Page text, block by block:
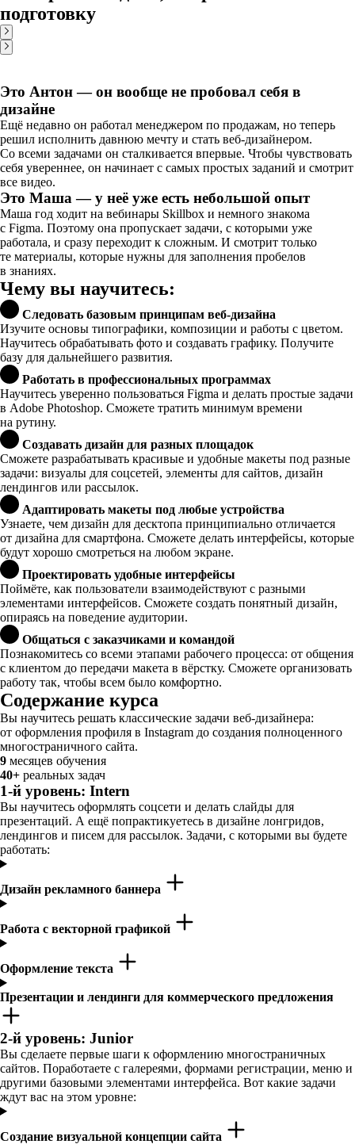
подготовку
Это Антон — он вообще не пробовал себя в
дизайне
Ещё недавно он работал менеджером по продажам, но теперь
решил исполнить давнюю мечту и стать веб-дизайнером.
Со всеми задачами он сталкивается впервые. Чтобы чувствовать
себя увереннее, он начинает с самых простых заданий и смотрит
все видео.
Это Маша — у неё уже есть небольшой опыт
Маша год ходит на вебинары Skillbox и немного знакома
с Figma. Поэтому она пропускает задачи, с которыми уже
работала, и сразу переходит к сложным. И смотрит только
те материалы, которые нужны для заполнения пробелов
в знаниях.
Чему вы научитесь:
Следовать базовым принципам веб-дизайна
Изучите основы типографики, композиции и работы с цветом.
Научитесь обрабатывать фото и создавать графику. Получите
базу для дальнейшего развития.
Работать в профессиональных программах
Научитесь уверенно пользоваться Figma и делать простые задачи
в Adobe Photoshop. Сможете тратить минимум времени
на рутину.
Создавать дизайн для разных площадок
Сможете разрабатывать красивые и удобные макеты под разные
задачи: визуалы для соцсетей, элементы для сайтов, дизайн
лендингов или рассылок.
Адаптировать макеты под любые устройства
Узнаете, чем дизайн для десктопа принципиально отличается
от дизайна для смартфона. Сможете делать интерфейсы, которые
будут хорошо смотреться на любом экране.
Проектировать удобные интерфейсы
Поймёте, как пользователи взаимодействуют с разными
элементами интерфейсов. Сможете создать понятный дизайн,
опираясь на поведение аудитории.
Общаться с заказчиками и командой
Познакомитесь со всеми этапами рабочего процесса: от общения
с клиентом до передачи макета в вёрстку. Сможете организовать
работу так, чтобы всем было комфортно.
Содержание курса
Вы научитесь решать классические задачи веб-дизайнера:
от оформления профиля в Instagram до создания полноценного
многостраничного сайта.
9 месяцев обучения
40+ реальных задач
1-й уровень: Intern
Вы научитесь оформлять соцсети и делать слайды для
презентаций. А ещё попрактикуетесь в дизайне лонгридов,
лендингов и писем для рассылок. Задачи, с которыми вы будете
работать:
Дизайн рекламного баннера
Работа с векторной графикой
Оформление текста
Презентации и лендинги для коммерческого предложения
2-й уровень: Junior
Вы сделаете первые шаги к оформлению многостраничных
сайтов. Поработаете с галереями, формами регистрации, меню и
другими базовыми элементами интерфейса. Вот какие задачи
ждут вас на этом уровне:
Создание визуальной концепции сайта